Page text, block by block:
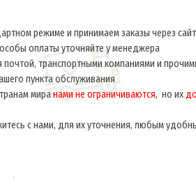
режиме и принимаем заказы через
оплаты уточняйте у менеджера
почтой, транспортными компаниями и
пункта обслуживания
миранами не ограничиваются, но их
с нами, для их уточнения, любым